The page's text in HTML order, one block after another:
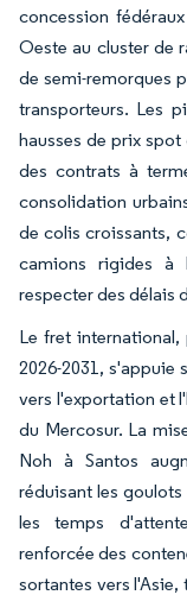
concession
Oeste au cluster de
de semi-remorques
transporteurs. Les
hausses de prix
des contrats à
consolidation
de colis croissants,
camions rigides
respecter des délais
Le fret
2026-2031, s'appuie
vers l'exportation et
du Mercosur. La
Noh à Santos
réduisant les
les temps
renforcée des
sortantes vers